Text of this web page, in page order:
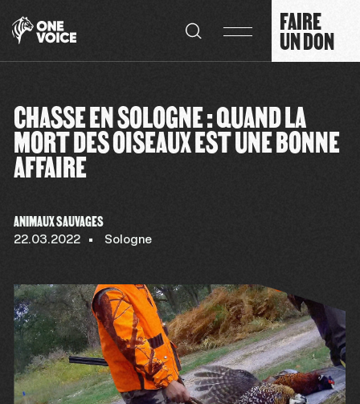
FAIRE
UN DON
CHASSE EN SOLOGNE : QUAND LA
MORT DES OISEAUX EST UNE BONNE
AFFAIRE
ANIMAUX SAUVAGES
22.03.2022 Sologne